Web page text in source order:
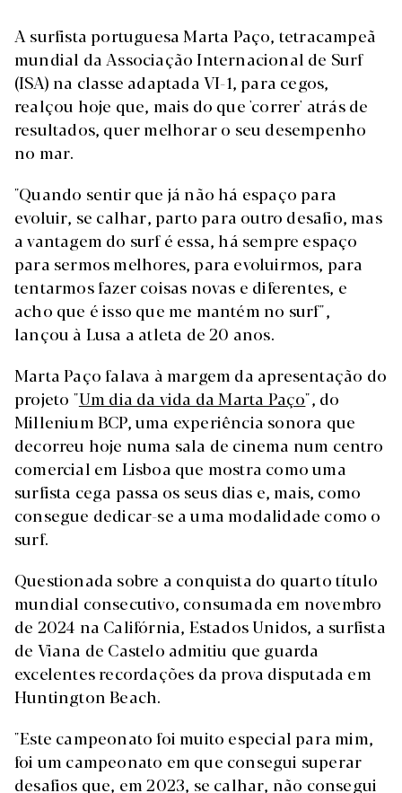
A surfista portuguesa Marta Paço, tetracampeã
mundial da Associação Internacional de Surf
(ISA) na classe adaptada VI-1, para cegos,
realçou hoje que, mais do que 'correr' atrás de
resultados, quer melhorar o seu desempenho
no mar.
"Quando sentir que já não há espaço para
evoluir, se calhar, parto para outro desafio, mas
a vantagem do surf é essa, há sempre espaço
para sermos melhores, para evoluirmos, para
tentarmos fazer coisas novas e diferentes, e
acho que é isso que me mantém no surf",
lançou à Lusa a atleta de 20 anos.
Marta Paço falava à margem da apresentação do
projeto "Um dia da vida da Marta Paço", do
Millenium BCP, uma experiência sonora que
decorreu hoje numa sala de cinema num centro
comercial em Lisboa que mostra como uma
surfista cega passa os seus dias e, mais, como
consegue dedicar-se a uma modalidade como o
surf.
Questionada sobre a conquista do quarto título
mundial consecutivo, consumada em novembro
de 2024 na Califórnia, Estados Unidos, a surfista
de Viana de Castelo admitiu que guarda
excelentes recordações da prova disputada em
Huntington Beach.
"Este campeonato foi muito especial para mim,
foi um campeonato em que consegui superar
desafios que, em 2023, se calhar, não consegui